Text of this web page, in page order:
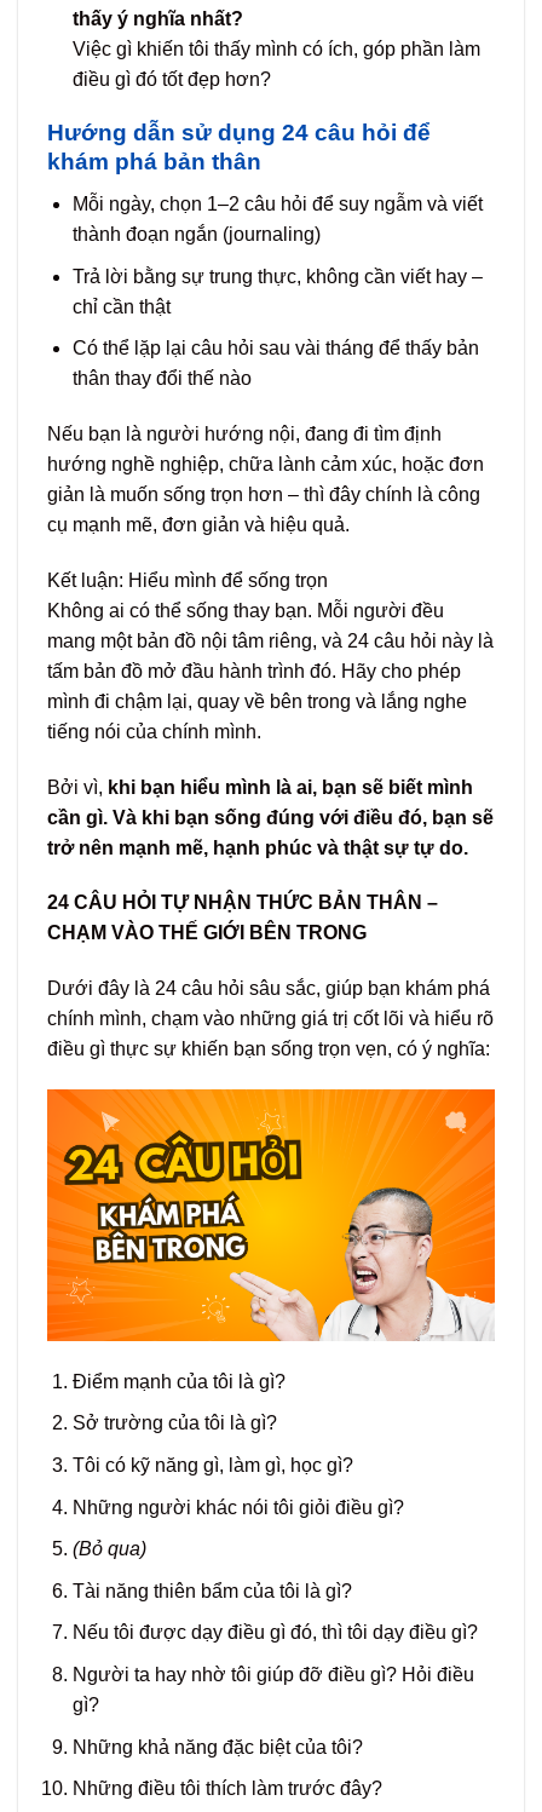
thấy ý nghĩa nhất?
Việc gì khiến tôi thấy mình có ích, góp phần làm
điều gì đó tốt đẹp hơn?
Hướng dẫn sử dụng 24 câu hỏi để
khám phá bản thân
Mỗi ngày, chọn 1–2 câu hỏi để suy ngẫm và viết
thành đoạn ngắn (journaling)
Trả lời bằng sự trung thực, không cần viết hay –
chỉ cần thật
Có thể lặp lại câu hỏi sau vài tháng để thấy bản
thân thay đổi thế nào
Nếu bạn là người hướng nội, đang đi tìm định
hướng nghề nghiệp, chữa lành cảm xúc, hoặc đơn
giản là muốn sống trọn hơn – thì đây chính là công
cụ mạnh mẽ, đơn giản và hiệu quả.
Kết luận: Hiểu mình để sống trọn
Không ai có thể sống thay bạn. Mỗi người đều
mang một bản đồ nội tâm riêng, và 24 câu hỏi này là
tấm bản đồ mở đầu hành trình đó. Hãy cho phép
mình đi chậm lại, quay về bên trong và lắng nghe
tiếng nói của chính mình.
Bởi vì, khi bạn hiểu mình là ai, bạn sẽ biết mình
cần gì. Và khi bạn sống đúng với điều đó, bạn sẽ
trở nên mạnh mẽ, hạnh phúc và thật sự tự do.
24 CÂU HỎI TỰ NHẬN THỨC BẢN THÂN –
CHẠM VÀO THẾ GIỚI BÊN TRONG
Dưới đây là 24 câu hỏi sâu sắc, giúp bạn khám phá
chính mình, chạm vào những giá trị cốt lõi và hiểu rõ
điều gì thực sự khiến bạn sống trọn vẹn, có ý nghĩa:
Điểm mạnh của tôi là gì?
Sở trường của tôi là gì?
Tôi có kỹ năng gì, làm gì, học gì?
Những người khác nói tôi giỏi điều gì?
(Bỏ qua)
Tài năng thiên bẩm của tôi là gì?
Nếu tôi được dạy điều gì đó, thì tôi dạy điều gì?
Người ta hay nhờ tôi giúp đỡ điều gì? Hỏi điều
gì?
Những khả năng đặc biệt của tôi?
Những điều tôi thích làm trước đây?